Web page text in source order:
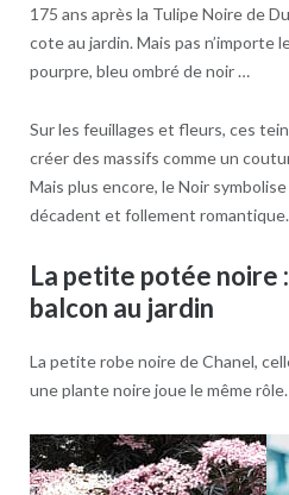
175 ans après la Tulipe Noire de
cote au jardin. Mais pas n’importe
pourpre, bleu ombré de noir …
Sur les feuillages et fleurs, ces
créer des massifs comme un
Mais plus encore, le Noir
décadent et follement romantique.
La petite potée noire
balcon au jardin
La petite robe noire de Chanel,
une plante noire joue le même rôle.